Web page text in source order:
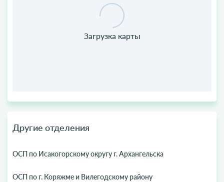
Другие отделения
ОСП по Исакогорскому округу г. Архангельска
ОСП по г. Коряжме и Вилегодскому району